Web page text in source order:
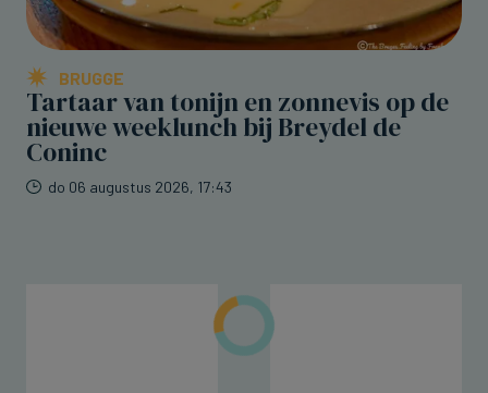
BRUGGE
Tartaar van tonijn en zonnevis op de
nieuwe weeklunch bij Breydel de
Coninc
do 06 augustus 2026, 17:43